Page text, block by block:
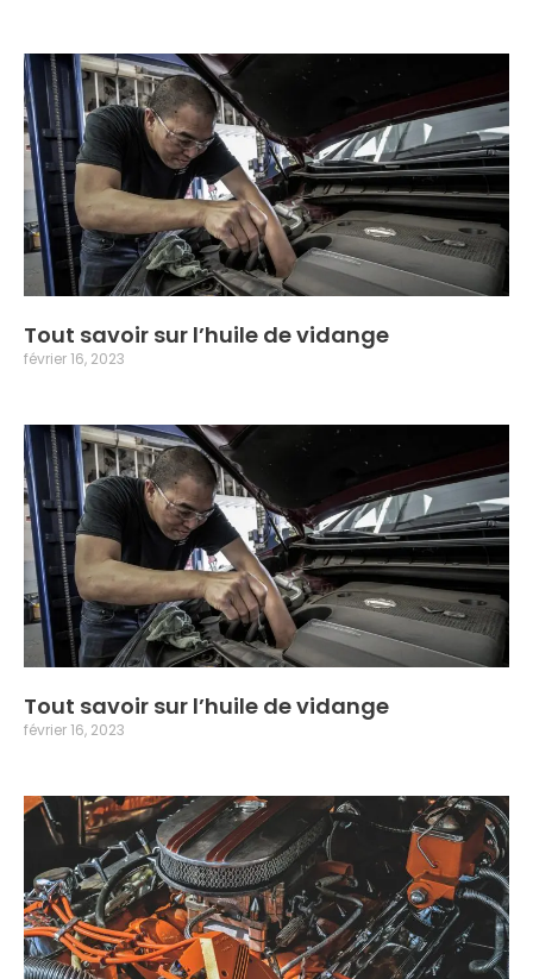
Tout savoir sur l’huile de vidange
février 16, 2023
Tout savoir sur l’huile de vidange
février 16, 2023